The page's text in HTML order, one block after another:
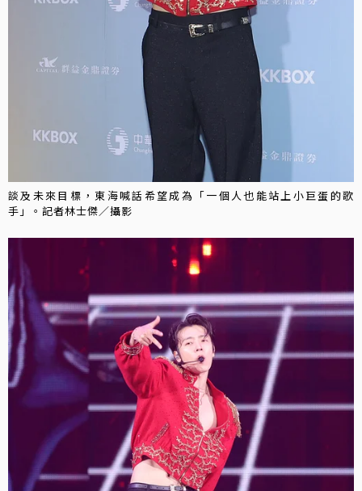
談及未來目標，東海喊話希望成為「一個人也能站上小巨蛋的歌
手」。記者林士傑／攝影